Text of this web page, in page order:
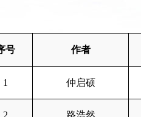
号 作者
1 仲启硕
2 路浩然